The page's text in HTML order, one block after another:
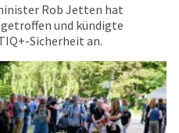
Rob Jetten hat
und kündigte
Sicherheit an.